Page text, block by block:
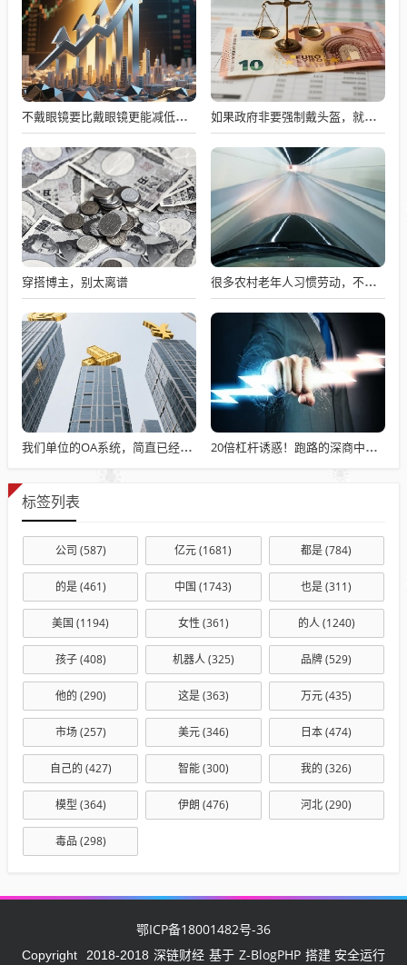
不戴眼镜要比戴眼镜更能减低近视度数 如果政府非要强制戴头盔，就得先让电动自行车有个放头盔的地方
穿搭博主，别太离谱 很多农村老年人习惯劳动，不劳动就会闲出病来
我们单位的OA系统，简直已经成了累赘 20倍杠杆诱惑！跑路的深商中汇及其背后的场外期权“灰产”
标签列表
公司 (587) 亿元(1681) 都是(784)
的是(461) 中国 (1743) 也是(311)
美国 (1194) 女性 (361) 的人(1240)
孩子(408) 机器人(325) 品牌(529)
他的 (290) 这是(363) 万元(435)
市场(257) 美元(346) 日本(474)
自己的 (427) 智能(300) 我的 (326)
模型 (364) 伊朗 (476) 河北(290)
毒品 (298)
鄂ICP备18001482号-36
Copyright 2018-2018 深链财经 基于 Z-BlogPHP 搭建 安全运行